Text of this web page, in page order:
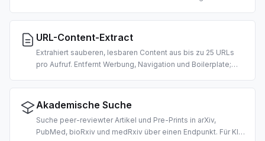
Pipelines.
URL-Content-Extract
Extrahiert sauberen, lesbaren Content aus bis zu 25 URLs
pro Aufruf. Entfernt Werbung, Navigation und Boilerplate;
2 Credits pro URL.
Akademische Suche
Suche peer-reviewter Artikel und Pre-Prints in arXiv,
PubMed, bioRxiv und medRxiv über einen Endpunkt. Für KI-